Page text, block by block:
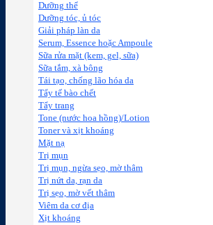
Dưỡng thể
Dưỡng tóc, ủ tóc
Giải pháp làn da
Serum, Essence hoặc Ampoule
Sữa rửa mặt (kem, gel, sữa)
Sữa tắm, xà bông
Tái tạo, chống lão hóa da
Tẩy tế bào chết
Tẩy trang
Tone (nước hoa hồng)/Lotion
Toner và xịt khoáng
Mặt nạ
Trị mụn
Trị mụn, ngừa sẹo, mờ thâm
Trị nứt da, rạn da
Trị sẹo, mờ vết thâm
Viêm da cơ địa
Xịt khoáng